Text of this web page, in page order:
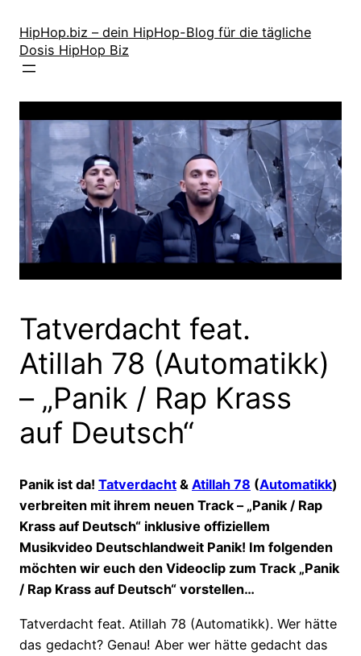
Inhalt
springen
HipHop.biz – dein HipHop-Blog für die tägliche
Dosis HipHop Biz
Tatverdacht feat.
Atillah 78 (Automatikk)
– „Panik / Rap Krass
auf Deutsch“
Panik ist da! Tatverdacht & Atillah 78 (Automatikk)
verbreiten mit ihrem neuen Track – „Panik / Rap
Krass auf Deutsch“ inklusive offiziellem
Musikvideo Deutschlandweit Panik! Im folgenden
möchten wir euch den Videoclip zum Track „Panik
/ Rap Krass auf Deutsch“ vorstellen…
Tatverdacht feat. Atillah 78 (Automatikk). Wer hätte
das gedacht? Genau! Aber wer hätte gedacht das